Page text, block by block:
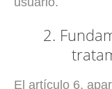
2.
El artículo 6,